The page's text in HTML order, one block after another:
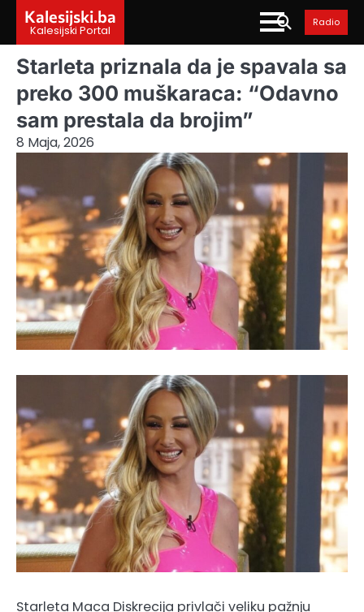
content
Kalesijski.ba
Kalesijski Portal
Radio
Starleta priznala da je spavala sa
preko 300 muškaraca: “Odavno
sam prestala da brojim”
8 Maja, 2026
Starleta Maca Diskrecija privlači veliku pažnju